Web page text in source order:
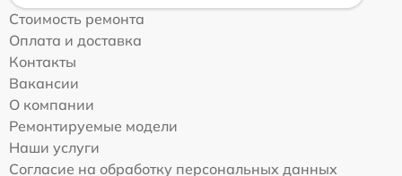
Стоимость ремонта
Оплата и доставка
Контакты
Вакансии
О компании
Ремонтируемые модели
Наши услуги
Согласие на обработку персональных данных